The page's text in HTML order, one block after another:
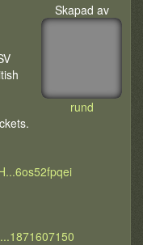
Skapad av
rund